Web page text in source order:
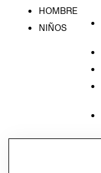
HOMBRE
NIÑOS